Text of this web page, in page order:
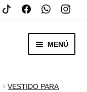
MENÚ
VESTIDO PARA